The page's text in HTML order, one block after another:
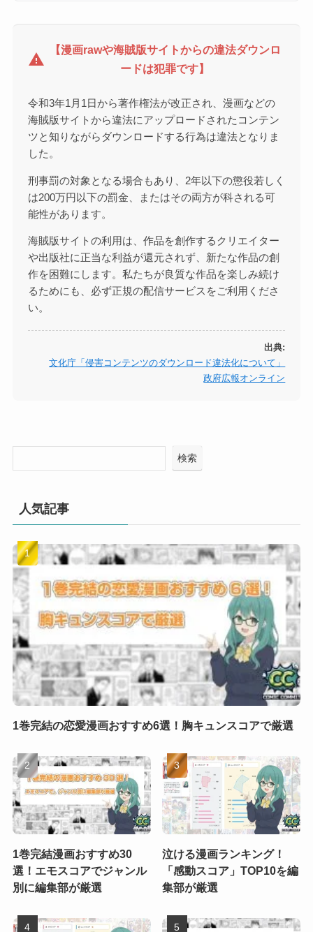
warning
【漫画rawや海賊版サイトからの違法ダウンロ
ードは犯罪です】
令和3年1月1日から著作権法が改正され、漫画などの
海賊版サイトから違法にアップロードされたコンテン
ツと知りながらダウンロードする行為は違法となりま
した。
刑事罰の対象となる場合もあり、2年以下の懲役若しく
は200万円以下の罰金、またはその両方が科される可
能性があります。
海賊版サイトの利用は、作品を創作するクリエイター
や出版社に正当な利益が還元されず、新たな作品の創
作を困難にします。私たちが良質な作品を楽しみ続け
るためにも、必ず正規の配信サービスをご利用くださ
い。
出典:
文化庁「侵害コンテンツのダウンロード違法化について」
政府広報オンライン
検索
人気記事
1巻完結の恋愛漫画おすすめ6選！胸キュンスコアで厳選
1巻完結漫画おすすめ30
選！エモスコアでジャンル
別に編集部が厳選
泣ける漫画ランキング！
「感動スコア」TOP10を編
集部が厳選